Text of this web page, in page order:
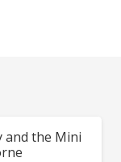
and the Mini